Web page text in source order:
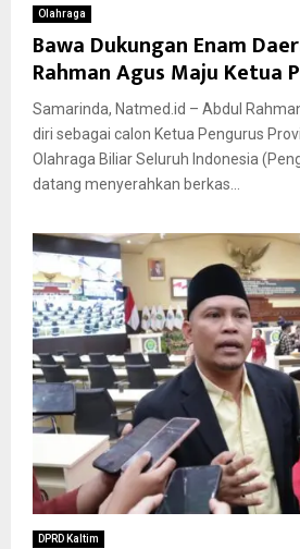
Olahraga
Bawa Dukungan Enam
Rahman Agus Maju Ketua
Samarinda, Natmed.id – Abdul
diri sebagai calon Ketua Pengurus
Olahraga Biliar Seluruh Indonesia
datang menyerahkan berkas...
DPRD Kaltim